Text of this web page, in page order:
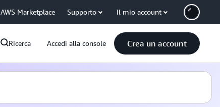
AWS Marketplace Supporto Il mio account
Ricerca Accedi alla console Crea un account